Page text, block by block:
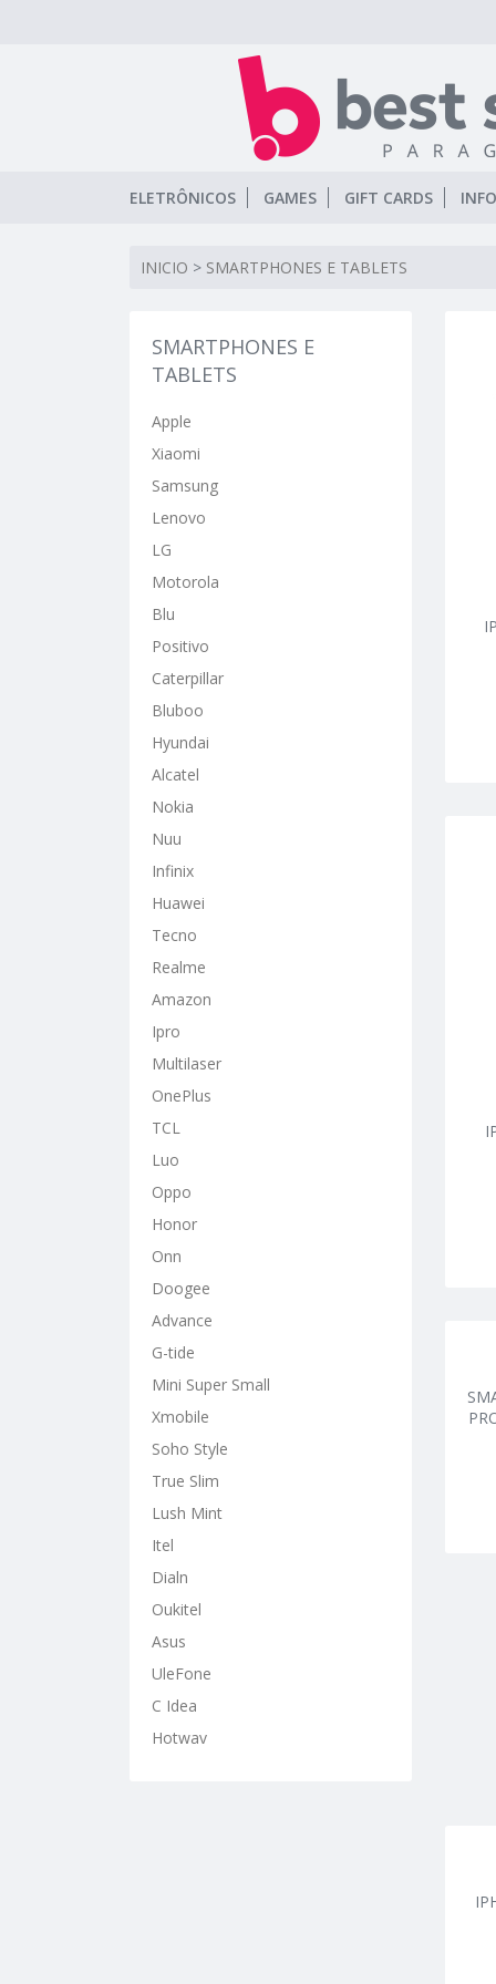
ELETRÔNICOS GAMES GIFT CARDS
INICIO > SMARTPHONES E TABLETS
SMARTPHONES E
TABLETS
Apple
Xiaomi
Samsung
Lenovo
LG
Motorola
Blu
Positivo
Caterpillar
Bluboo
Hyundai
Alcatel
Nokia
Nuu
Infinix
Huawei
Tecno
Realme
Amazon
Ipro
Multilaser
OnePlus
TCL
Luo
Oppo
Honor
Onn
Doogee
Advance
G-tide
Mini Super Small
Xmobile
Soho Style
True Slim
Lush Mint
Itel
Dialn
Oukitel
Asus
UleFone
C Idea
Hotwav